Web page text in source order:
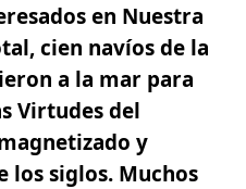
en Nuestra
cien navíos de la
a la mar para
Virtudes del
y
los siglos. Muchos